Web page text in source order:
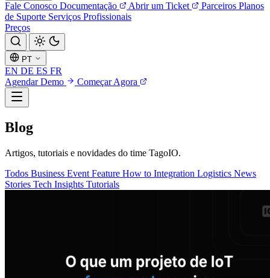
Fale Conosco Documentação Abrir um Ticket Parceiros Planos
de Suporte Serviços Profissionais
Preços
PT
EN DE ES FR
Agendar Demo
Começar Agora
Blog
Artigos, tutoriais e novidades do time TagoIO.
Todos Business Event Feature How to Integration Logistics News
Stories Tech Insights Tutorials